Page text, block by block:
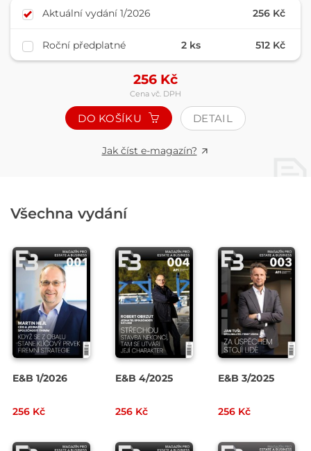
instituce státní správy a municipalit.
Aktuální vydání 1/2026 256 Kč
Roční předplatné 2 ks 512 Kč
256 Kč
Cena vč. DPH
DO KOŠÍKU DETAIL
Jak číst e-magazín?
Všechna vydání
E&B 1/2026
256 Kč
E&B 4/2025
256 Kč
E&B 3/2025
256 Kč